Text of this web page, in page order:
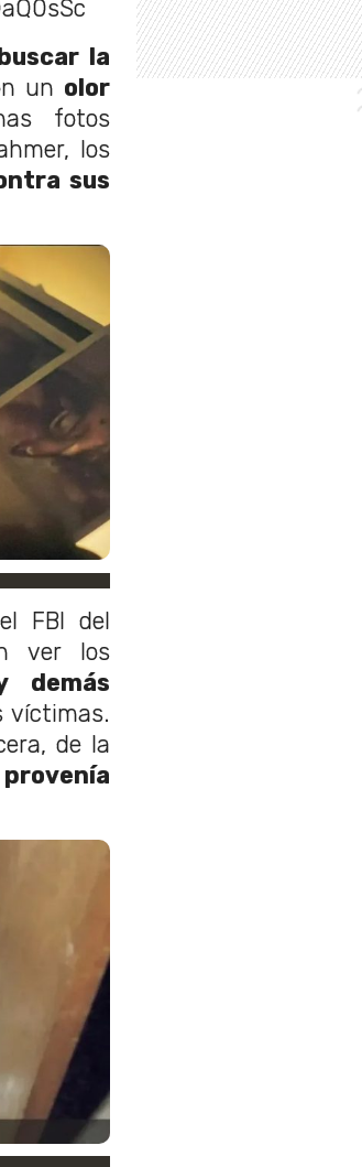
la
un olor
fotos
los
sus
FBI del
ver los
demás
víctimas.
de la